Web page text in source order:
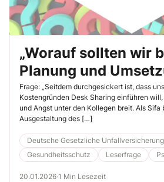
„Worauf sollten wir
Planung und
Desk Sharing
Frage: „Seitdem durchgesickert ist, dass
Kostengründen Desk Sharing einführen
und Angst unter den Kollegen breit. Als Sifa
Ausgestaltung des […]
Deutsche Gesetzliche
Gesundheitsschutz
Leserfrage
20.01.2026·1 Min Lesezeit